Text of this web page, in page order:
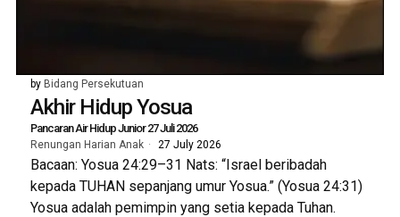
by Bidang Persekutuan
Akhir Hidup Yosua
Pancaran Air Hidup Junior 27 Juli 2026
Renungan Harian Anak 27 July 2026
Bacaan: Yosua 24:29–31 Nats: “Israel beribadah
kepada TUHAN sepanjang umur Yosua.” (Yosua 24:31)
Yosua adalah pemimpin yang setia kepada Tuhan.